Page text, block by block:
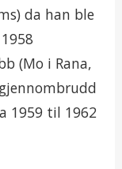
da han ble
(Mo i Rana,
1959 til 1962